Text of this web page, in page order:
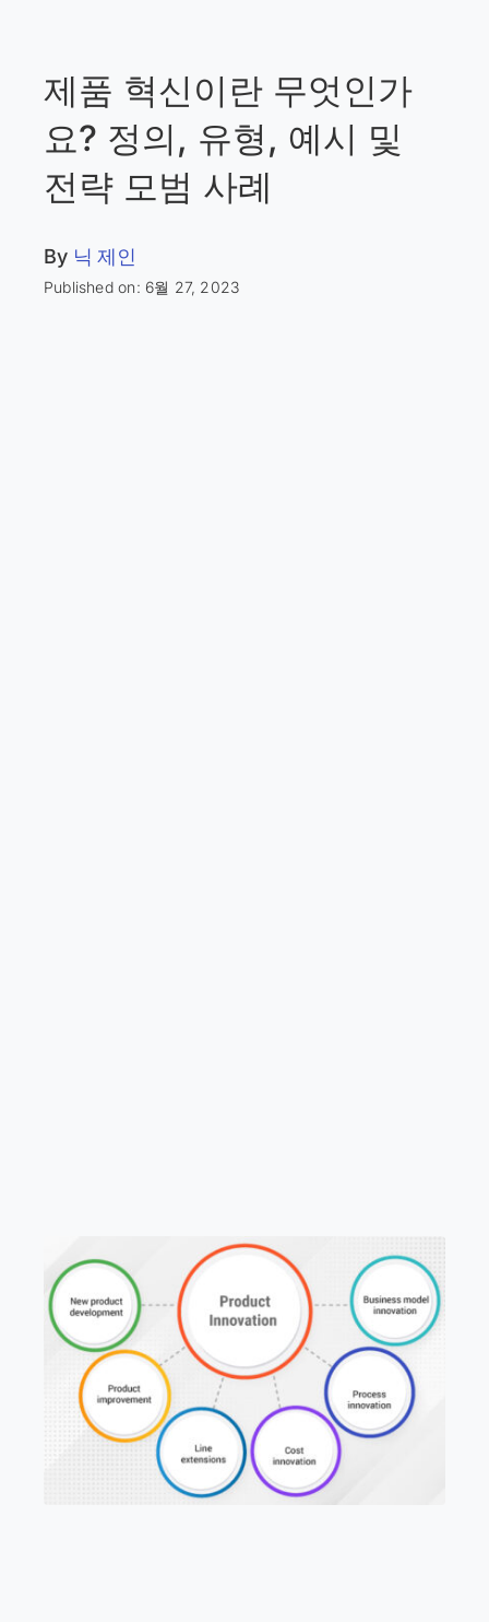
제품 혁신이란 무엇인가
요? 정의, 유형, 예시 및
전략 모범 사례
By 닉 제인
Published on: 6월 27, 2023